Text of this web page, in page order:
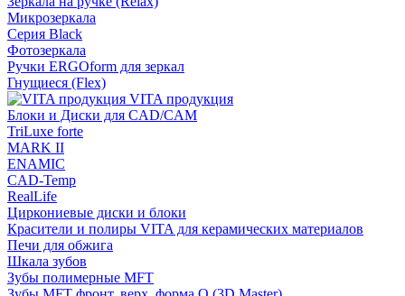
Микрозеркала
Серия Black
Фотозеркала
Ручки ERGOform для зеркал
Гнущиеся (Flex)
VITA продукция
Блоки и Диски для CAD/CAM
TriLuxe forte
MARK II
ENAMIC
CAD-Temp
RealLife
Циркониевые диски и блоки
Красители и полиры VITA для керамических материалов
Печи для обжига
Шкала зубов
Зубы полимерные MFT